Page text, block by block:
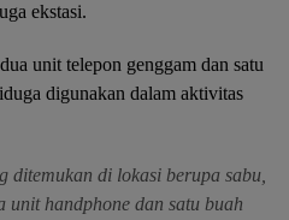
ekstasi.
unit telepon genggam dan satu
digunakan dalam aktivitas
ditemukan di lokasi berupa sabu,
unit handphone dan satu buah